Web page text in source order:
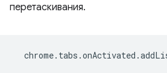
перетаскивания.
chrome. tabs .onActivated .